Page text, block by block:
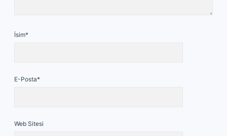
İsim*
E-Posta*
Web Sitesi